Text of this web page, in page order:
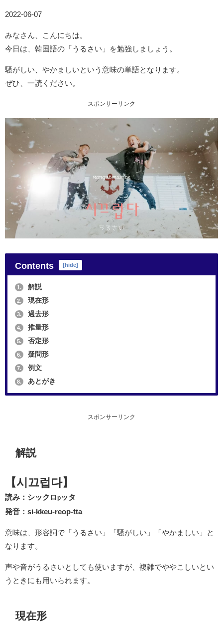
2022-06-07
みなさん、こんにちは。
今日は、韓国語の「うるさい」を勉強しましょう。
騒がしい、やかましいという意味の単語となります。
ぜひ、一読ください。
スポンサーリンク
Contents [hide]
1. 解説
2. 現在形
3. 過去形
4. 推量形
5. 否定形
6. 疑問形
7. 例文
8. あとがき
スポンサーリンク
解説
【시끄럽다】
読み：シックロpッタ
発音：si-kkeu-reop-tta
意味は、形容詞で「うるさい」「騒がしい」「やかましい」と
なります。
声や音がうるさいとしても使いますが、複雑でややこしいとい
うときにも用いられます。
現在形